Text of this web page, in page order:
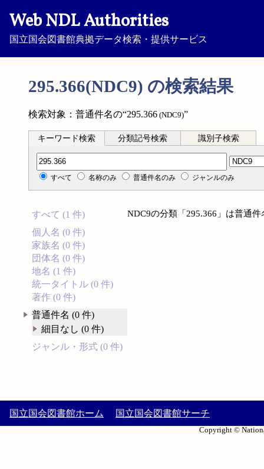
Web NDL Authorities
国立国会図書館典拠データ検索・提供サービス
295.366(NDC9) の検索結果
検索対象：普通件名の“295.366 (NDC9)”
キーワード検索 分類記号検索 識別子検索
分類記号検索
すべて 名称のみ 普通件名のみ ジャンルのみ
すべて (1 件)
個人名 (0 件)
家族名 (0 件)
団体名 (0 件)
地名 (1 件)
統一タイトル (0 件)
著作 (0 件)
普通件名 (0 件)
細目なし (0 件)
ジャンル・形式 (0 件)
NDC9の分類「295.366」は普通
国立国会図書館ホーム 国立国会図書館サーチ
Copyright ©